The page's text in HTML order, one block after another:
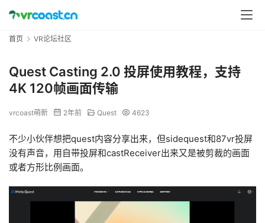
首页 VR论坛社区
Quest Casting 2.0 投屏使用教程，支持
4K 120帧画面传输
vrcoast萌新 2年前 Quest 4623
不少小伙伴想把quest内容分享出来，但sidequest和87vr投屏
没有声音，用自带投屏和castReceiver出来又是被剪裁的画面
或者方形比例画面。